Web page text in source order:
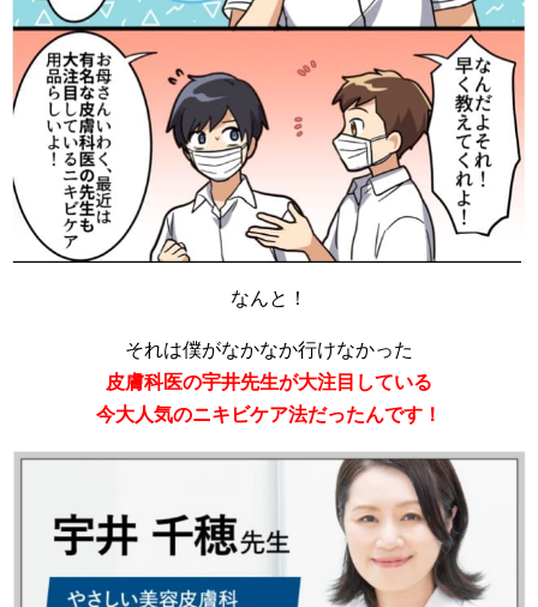
なんと！
それは僕がなかなか行けなかった
皮膚科医の宇井先生が大注目している
今大人気のニキビケア法だったんです！